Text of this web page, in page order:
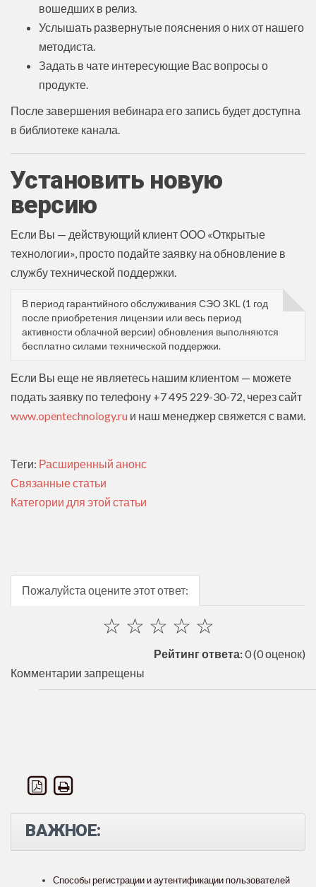
вошедших в релиз.
Услышать развернутые пояснения о них от нашего
методиста.
Задать в чате интересующие Вас вопросы о
продукте.
После завершения вебинара его запись будет доступна
в библиотеке канала.
Установить новую
версию
Если Вы — действующий клиент ООО «Открытые
технологии», просто подайте заявку на обновление в
службу технической поддержки.
В период гарантийного обслуживания СЭО 3KL (1 год
после приобретения лицензии или весь период
активности облачной версии) обновления выполняются
бесплатно силами технической поддержки.
Если Вы еще не являетесь нашим клиентом — можете
подать заявку по телефону +7 495 229-30-72, через сайт
www.opentechnology.ru и наш менеджер свяжется с вами.
Теги: Расширенный анонс
Связанные статьи
Категории для этой статьи
Пожалуйста оцените этот ответ:
☆
☆
☆
☆
☆
Рейтинг ответа:0(0 оценок)
Комментарии запрещены
ВАЖНОЕ:
Способы регистрации и аутентификации пользователей